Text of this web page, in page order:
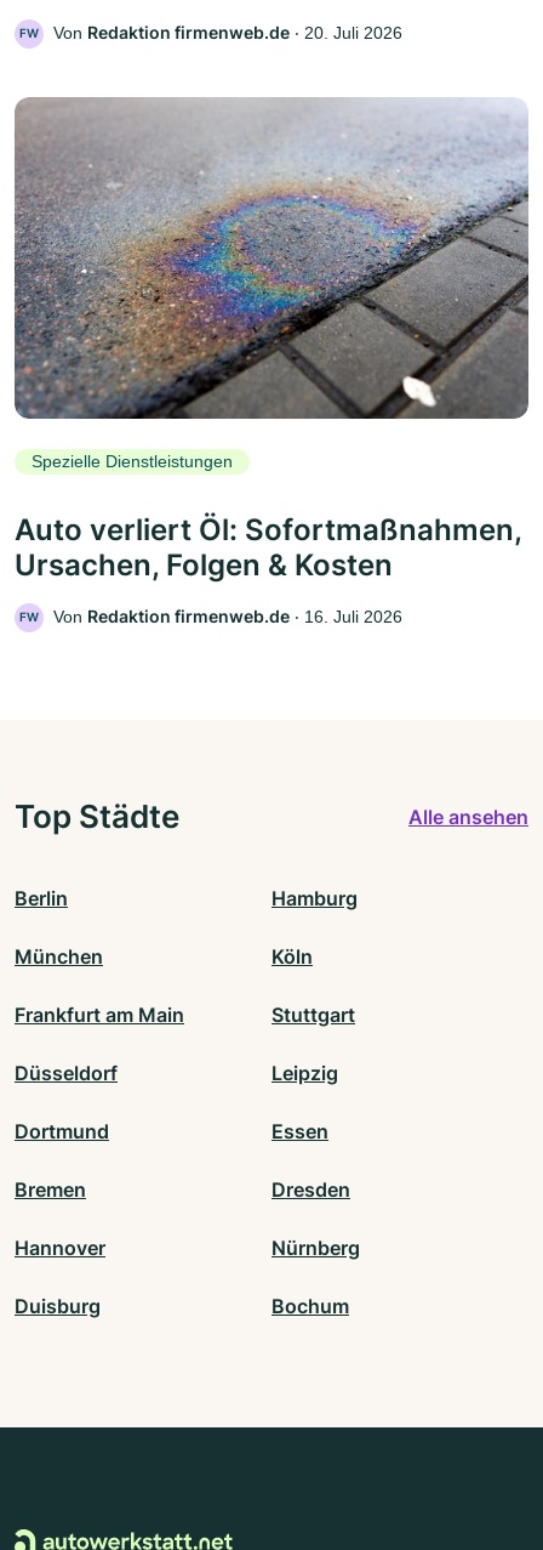
FW Von Redaktion firmenweb.de ‧ 20. Juli 2026
Spezielle Dienstleistungen
Auto verliert Öl: Sofortmaßnahmen,
Ursachen, Folgen & Kosten
FW Von Redaktion firmenweb.de ‧ 16. Juli 2026
Top Städte Alle ansehen
Berlin Hamburg
München Köln
Frankfurt am Main Stuttgart
Düsseldorf Leipzig
Dortmund Essen
Bremen Dresden
Hannover Nürnberg
Duisburg Bochum